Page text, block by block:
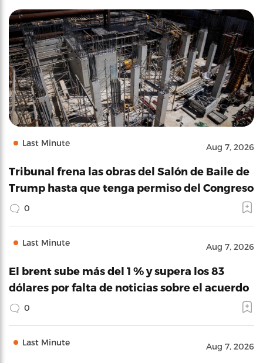
Last Minute Aug 7, 2026
Tribunal frena las obras del Salón de Baile de
Trump hasta que tenga permiso del Congreso
0
Last Minute Aug 7, 2026
El brent sube más del 1 % y supera los 83
dólares por falta de noticias sobre el acuerdo
0
Last Minute Aug 7, 2026